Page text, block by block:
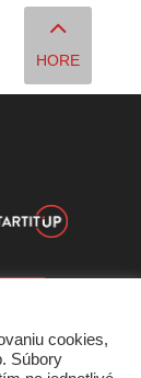
HORE
cookies,
Súbory